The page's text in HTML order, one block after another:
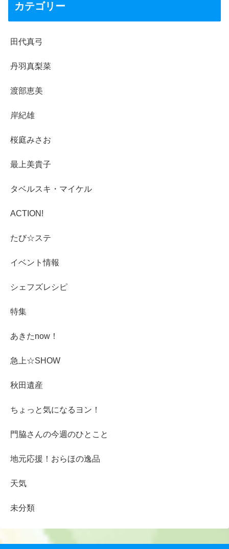
カテゴリー
田代真弓
丹羽真梨菜
渡部恵美
岸紀雄
桜庭みさお
最上美貴子
タベルスキ・マイケル
ACTION!
たび☆ステ
イベント情報
シェフズレシピ
特集
あきたnow！
急上☆SHOW
秋田遺産
ちょっと気になるヨン！
門脇さんの今週のひとこと
地元応援！おらほの逸品
天気
未分類